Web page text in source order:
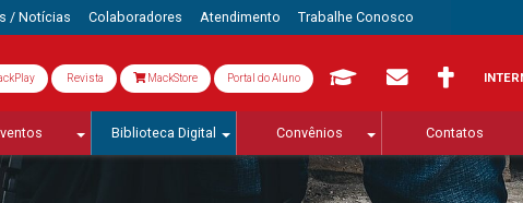
/ Notícias Colaboradores Atendimento Trabalhe Conosco
Revista MackStore Portal do Aluno
Biblioteca Digital Convênios Contatos